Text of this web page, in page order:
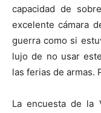
capacidad de
excelente cámara
guerra como si
lujo de no usar
las ferias de armas.
La encuesta de la